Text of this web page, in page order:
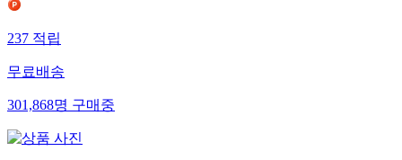
237 적립
무료배송
301,868명 구매중